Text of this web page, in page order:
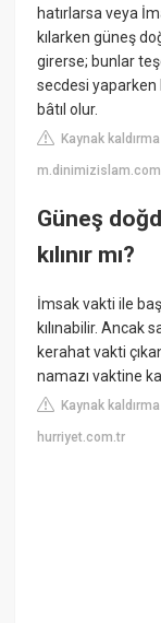
hatırlarsa veya
kılarken güneş
girerse; bunlar
secdesi yaparken
bâtıl olur.
Kaynak
m.dinimizislam.com
Güneş
kılınır mı?
İmsak vakti ile
kılınabilir. Ancak
kerahat vakti
namazı vaktine
Kaynak
hurriyet.com.tr